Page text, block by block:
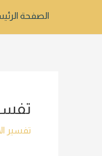
الصفحة
تفسير